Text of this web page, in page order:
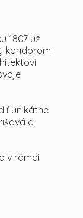
1807 už
koridorom
unikátne
a
v rámci